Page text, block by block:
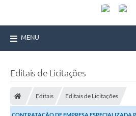
MENU
Editais de Licitações
Editais Editais de Licitações